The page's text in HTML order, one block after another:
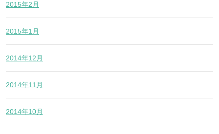
2015年2月
2015年1月
2014年12月
2014年11月
2014年10月